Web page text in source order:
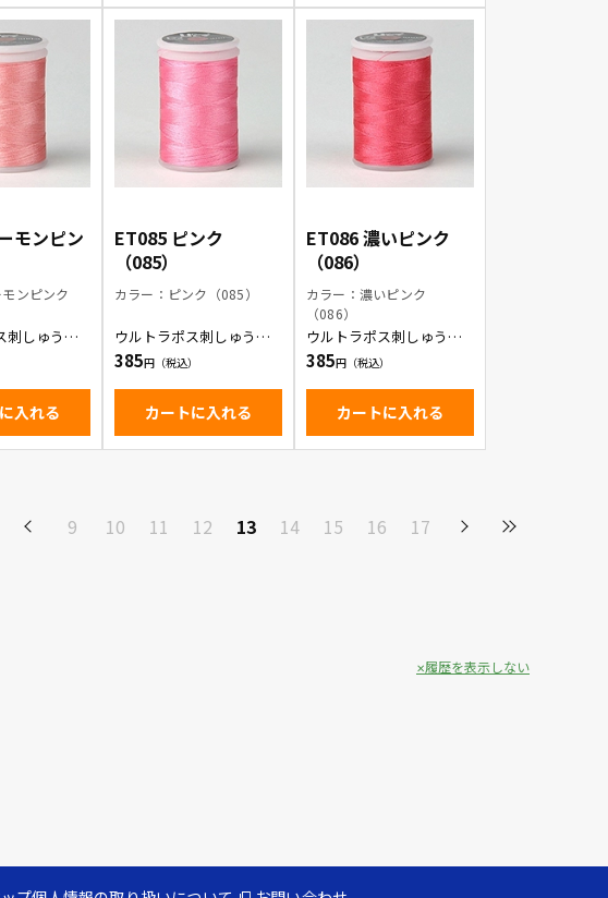
モンピン
ンピンク
刺しゅう糸/
ク
入れる
ET085 ピンク
（085）
カラー：ピンク（085）
ウルトラポス刺しゅう糸/
ピンク
385
カートに入れる
ET086 濃いピンク
（086）
カラー：濃いピンク
（086）
ウルトラポス刺しゅう糸/
濃いピンク
385
カートに入れる
9 10 11 12 13 14 15 16 17
履歴を表示しない